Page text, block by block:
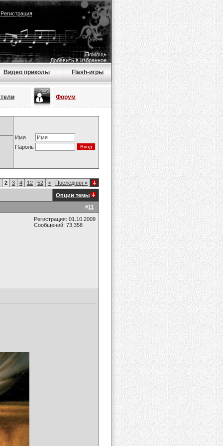
Регистрация
Помощь
Добавить в избранное
Видео приколы Flash-игры
Форум
Имя
Пароль
2 3 4 12 52 > Последняя »
Опции темы
#11
Регистрация: 01.10.2009
Сообщений: 73,358